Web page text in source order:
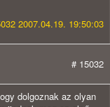
2007.04.19. 19:50:03
# 15032
dolgoznak az olyan